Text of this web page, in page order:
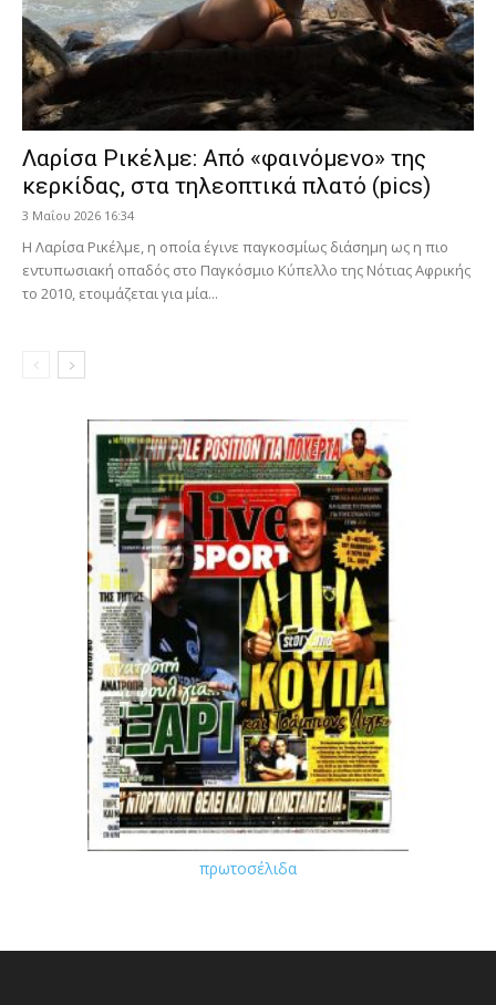
Λαρίσα Ρικέλμε: Από «φαινόμενο» της
κερκίδας, στα τηλεοπτικά πλατό (pics)
3 Μαΐου 2026 16:34
Η Λαρίσα Ρικέλμε, η οποία έγινε παγκοσμίως διάσημη ως η πιο
εντυπωσιακή οπαδός στο Παγκόσμιο Κύπελλο της Νότιας Αφρικής
το 2010, ετοιμάζεται για μία...
πρωτοσέλιδα